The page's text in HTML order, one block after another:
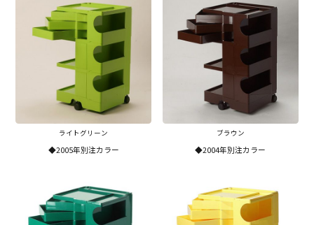
ライトグリーン
◆2005年別注カラー
ブラウン
◆2004年別注カラー